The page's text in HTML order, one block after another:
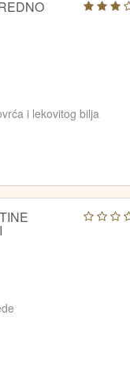
i lekovitog bilja